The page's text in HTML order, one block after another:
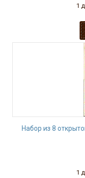
1
Набор из 8
1